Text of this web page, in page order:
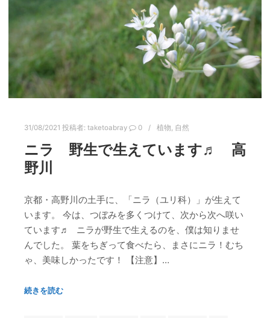
31/08/2021 投稿者: taketoabray 0 植物, 自然
ニラ 野生で生えています♬ 高
野川
京都・高野川の土手に、「ニラ（ユリ科）」が生えて
います。 今は、つぼみを多くつけて、次から次へ咲い
ています♬ ニラが野生で生えるのを、僕は知りませ
んでした。 葉をちぎって食べたら、まさにニラ！むち
ゃ、美味しかったです！ 【注意】…
続きを読む